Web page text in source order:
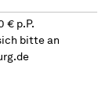
€ p.P.
bitte an